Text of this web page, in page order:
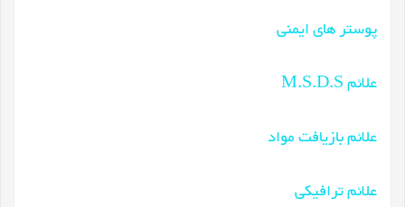
پوستر های ایمنی
علائم M.S.D.S
علائم بازیافت مواد
علائم ترافیکی